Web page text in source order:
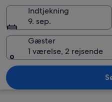
Indtjekning
9. sep.
Gæster
1 værelse, 2 rejsende